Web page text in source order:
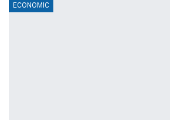
ECONOMIC